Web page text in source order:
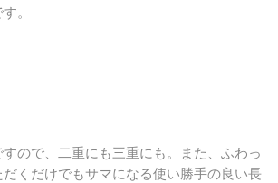
。
ので、二重にも三重にも。また、ふわっ
くだけでもサマになる使い勝手の良い長